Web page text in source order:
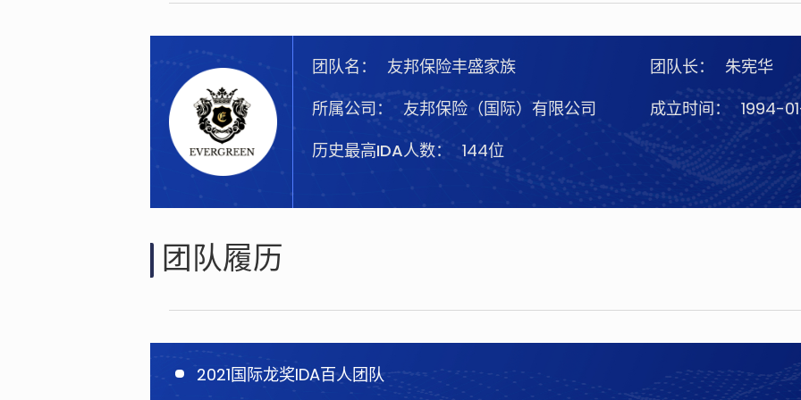
团队名： 友邦保险丰盛家族 团队长：
朱宪华
所属公司：
友邦保险（国际）有限公司 成立时间：
1994-
历史最高IDA人数：
144位
团队履历
2021国际龙奖IDA百人团队